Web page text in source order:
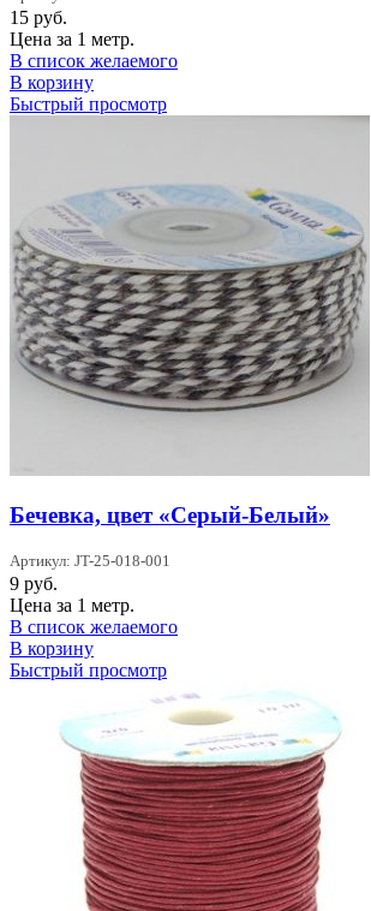
15 руб.
Цена за 1 метр.
В список желаемого
В корзину
Быстрый просмотр
Бечевка, цвет «Серый-Белый»
Артикул: JT-25-018-001
9 руб.
Цена за 1 метр.
В список желаемого
В корзину
Быстрый просмотр